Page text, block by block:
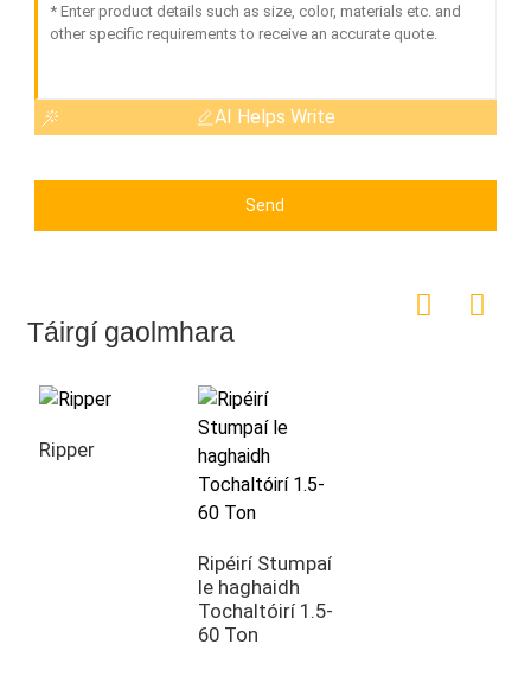
AI Helps Write
Send
Táirgí gaolmhara
Ripper
Ripéirí Stumpaí
le haghaidh
Tochaltóirí 1.5-
60 Ton